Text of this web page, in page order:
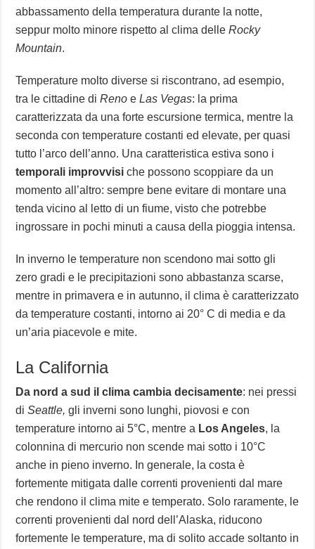
abbassamento della temperatura durante la notte,
seppur molto minore rispetto al clima delleRocky
Mountain.
Temperature molto diverse si riscontrano, ad esempio,
tra le cittadine diReno eLas Vegas: la prima
caratterizzata da una forte escursione termica, mentre la
seconda con temperature costanti ed elevate, per quasi
tutto l’arco dell’anno. Una caratteristica estiva sono i
temporali improvvisi che possono scoppiare da un
momento all’altro: sempre bene evitare di montare una
tenda vicino al letto di un fiume, visto che potrebbe
ingrossare in pochi minuti a causa della pioggia intensa.
In inverno le temperature non scendono mai sotto gli
zero gradi e le precipitazioni sono abbastanza scarse,
mentre in primavera e in autunno, il clima è caratterizzato
da temperature costanti, intorno ai 20° C di media e da
un’aria piacevole e mite.
La California
Da nord a sud il clima cambia decisamente: nei pressi
diSeattle, gli inverni sono lunghi, piovosi e con
temperature intorno ai 5°C, mentre a Los Angeles, la
colonnina di mercurio non scende mai sotto i 10°C
anche in pieno inverno. In generale, la costa è
fortemente mitigata dalle correnti provenienti dal mare
che rendono il clima mite e temperato. Solo raramente, le
correnti provenienti dal nord dell’Alaska, riducono
fortemente le temperature, ma di solito accade soltanto in